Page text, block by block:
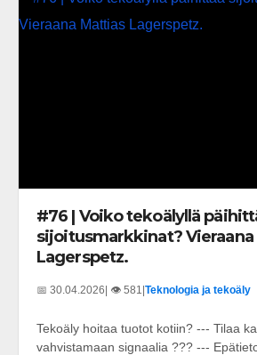
#76 | Voiko tekoälyllä
sijoitusmarkkinat?
Lagerspetz.
📅 30.04.2026| 👁️ 581|Teknologia ja tekoäly
Tekoäly hoitaa tuotot kotiin? --- Tilaa
vahvistamaan signaalia ??? ---